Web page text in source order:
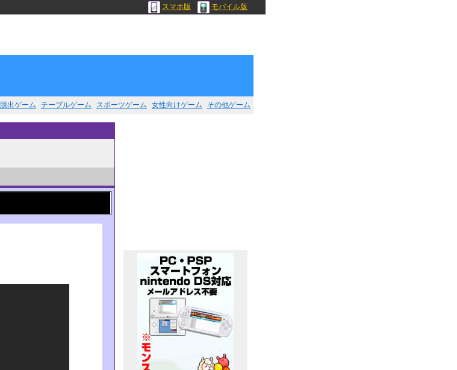
スマホ版 モバイル版
脱出ゲーム テーブルゲーム スポーツゲーム 女性向けゲーム その他ゲーム